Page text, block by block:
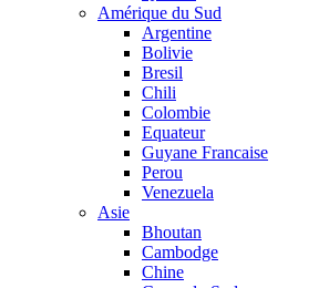
Amérique du Sud
Argentine
Bolivie
Bresil
Chili
Colombie
Equateur
Guyane Francaise
Perou
Venezuela
Asie
Bhoutan
Cambodge
Chine